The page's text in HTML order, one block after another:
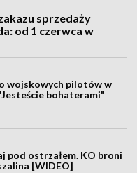
sprzedaży
od 1 czerwca w
wojskowych pilotów w
bohaterami"
pod ostrzałem. KO broni
[WIDEO]